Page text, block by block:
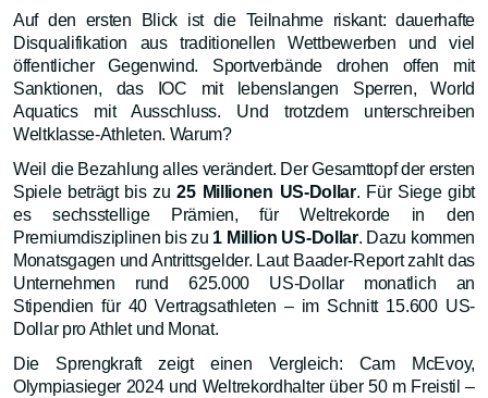
Auf den ersten Blick ist die Teilnahme riskant: dauerhafte
Disqualifikation aus traditionellen Wettbewerben und viel
öffentlicher Gegenwind. Sportverbände drohen offen mit
Sanktionen, das IOC mit lebenslangen Sperren, World
Aquatics mit Ausschluss. Und trotzdem unterschreiben
Weltklasse-Athleten. Warum?
Weil die Bezahlung alles verändert. Der Gesamttopf der ersten
Spiele beträgt bis zu25 Millionen US-Dollar. Für Siege gibt
es sechsstellige Prämien, für Weltrekorde in den
Premiumdisziplinen bis zu 1 Million US-Dollar. Dazu kommen
Monatsgagen und Antrittsgelder. Laut Baader-Report zahlt das
Unternehmen rund 625.000 US-Dollar monatlich an
Stipendien für 40 Vertragsathleten – im Schnitt 15.600 US-
Dollar pro Athlet und Monat.
Die Sprengkraft zeigt einen Vergleich: Cam McEvoy,
Olympiasieger 2024 und Weltrekordhalter über 50 m Freistil –